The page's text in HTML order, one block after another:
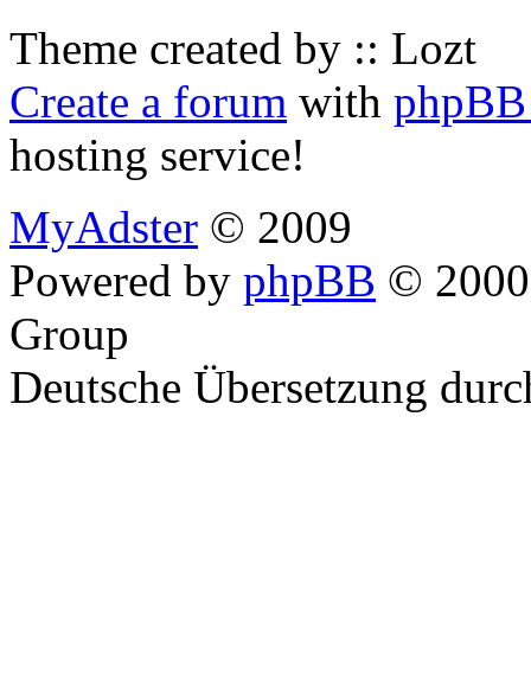
Theme created by :: Lozt
Create a forum with
hosting service!
MyAdster © 2009
Powered by phpBB ©
Group
Deutsche Übersetzung